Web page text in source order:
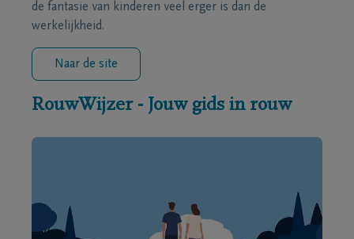
de fantasie van kinderen veel erger is dan de
werkelijkheid.
Naar de site
RouwWijzer - Jouw gids in rouw